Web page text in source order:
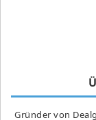
Gründer von